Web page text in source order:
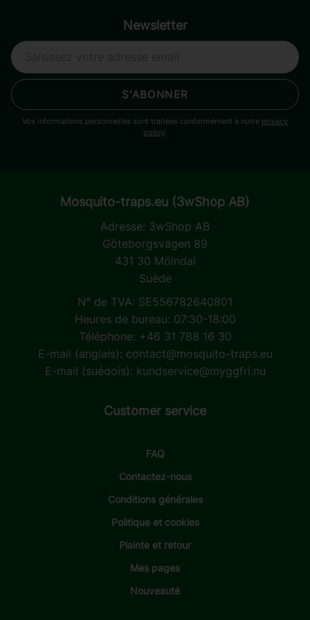
Newsletter
S'ABONNER
Vos informations personnelles sont traitées conformément à notre privacy
policy.
Mosquito-traps.eu (3wShop AB)
Adresse: 3wShop AB
Göteborgsvägen 89
431 30 Mölndal
Suède
N° de TVA: SE556782640801
Heures de bureau: 07:30-18:00
Téléphone: +46 31 788 16 30
E-mail (anglais): contact@mosquito-traps.eu
E-mail (suédois): kundservice@myggfri.nu
Customer service
FAQ
Contactez-nous
Conditions générales
Politique et cookies
Plainte et retour
Mes pages
Nouveauté